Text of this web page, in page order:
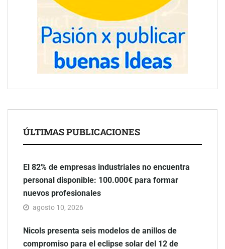
ÚLTIMAS PUBLICACIONES
El 82% de empresas industriales no encuentra
personal disponible: 100.000€ para formar
nuevos profesionales
agosto 10, 2026
Nicols presenta seis modelos de anillos de
compromiso para el eclipse solar del 12 de